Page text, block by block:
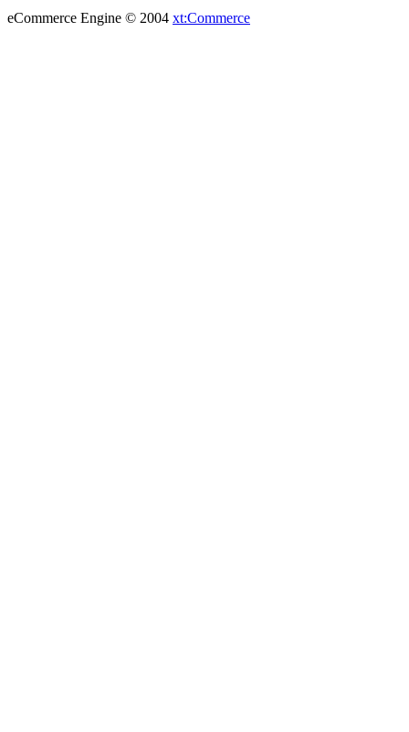
eCommerce Engine © 2004 xt:Commerce